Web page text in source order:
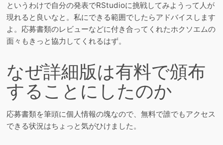
というわけで自分の発表でRStudioに挑戦してみようって人が
現れると良いなと。私にできる範囲でしたらアドバイスします
よ。応募書類のレビューなどに付き合ってくれたホクソエムの
面々もきっと協力してくれるはず。
なぜ詳細版は有料で頒布
することにしたのか
応募書類を筆頭に個人情報の塊なので、無料で誰でもアクセス
できる状況はちょっと気がひけました。